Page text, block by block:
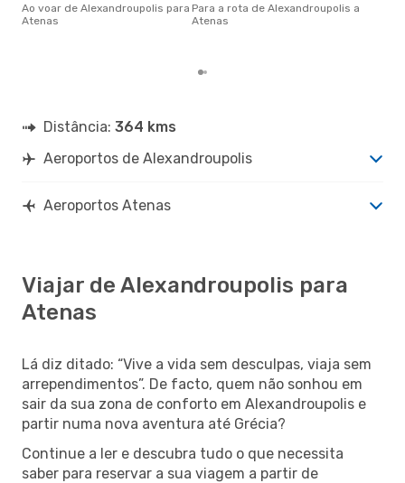
Ao voar de Alexandroupolis para
Atenas
Para a rota de Alexandroupolis a
Atenas
Distância: 364 kms
Aeroportos de Alexandroupolis
Aeroportos Atenas
Viajar de Alexandroupolis para
Atenas
Lá diz ditado: “Vive a vida sem desculpas, viaja sem
arrependimentos”. De facto, quem não sonhou em
sair da sua zona de conforto em Alexandroupolis e
partir numa nova aventura até Grécia?
Continue a ler e descubra tudo o que necessita
saber para reservar a sua viagem a partir de